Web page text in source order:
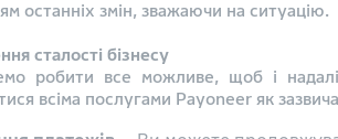
останніх змін, зважаючи на ситуацію.
сталості бізнесу
робити все можливе, щоб і надалі
всіма послугами Payoneer як